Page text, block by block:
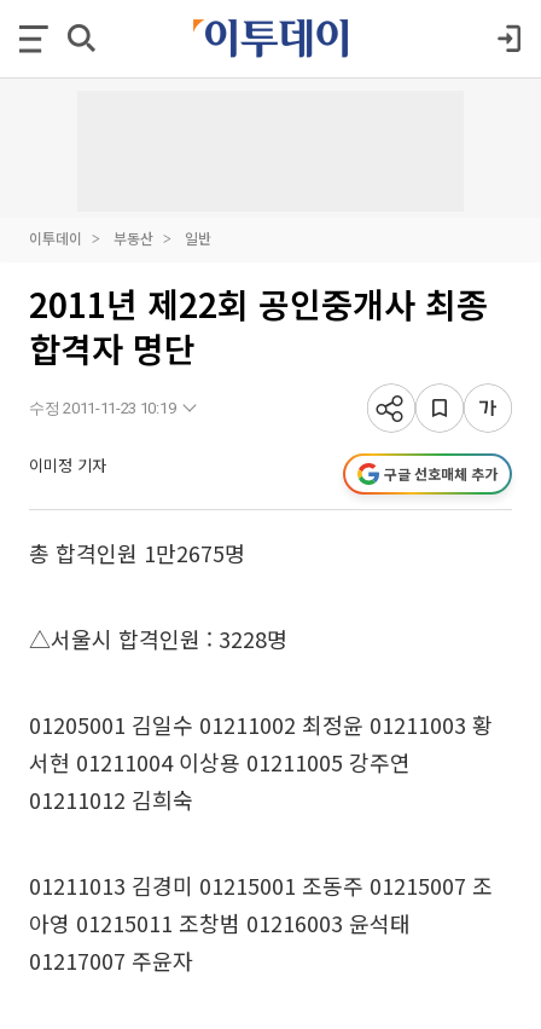
이투데이 부동산 일반
2011년 제22회 공인중개사 최종
합격자 명단
수정 2011-11-23 10:19
이미정 기자 구글 선호매체 추가
총 합격인원 1만2675명
△서울시 합격인원 : 3228명
01205001 김일수 01211002 최정윤 01211003 황
서현 01211004 이상용 01211005 강주연
01211012 김희숙
01211013 김경미 01215001 조동주 01215007 조
아영 01215011 조창범 01216003 윤석태
01217007 주윤자